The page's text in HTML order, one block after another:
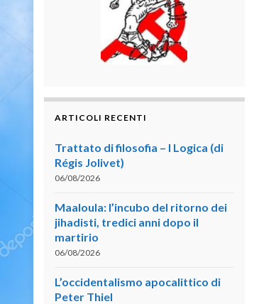
ARTICOLI RECENTI
Trattato di filosofia – I Logica (di
Régis Jolivet)
06/08/2026
Maaloula: l’incubo del ritorno dei
jihadisti, tredici anni dopo il
martirio
06/08/2026
L’occidentalismo apocalittico di
Peter Thiel